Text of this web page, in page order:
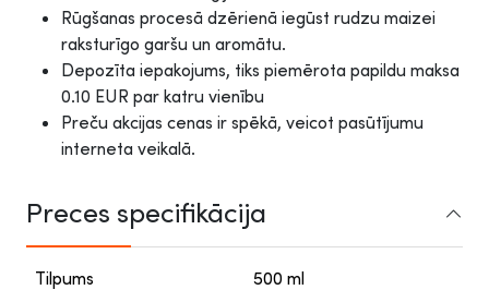
Rūgšanas procesā dzērienā iegūst rudzu maizei
raksturīgo garšu un aromātu.
Depozīta iepakojums, tiks piemērota papildu maksa
0.10 EUR par katru vienību
Preču akcijas cenas ir spēkā, veicot pasūtījumu
interneta veikalā.
Preces specifikācija
Tilpums 500 ml